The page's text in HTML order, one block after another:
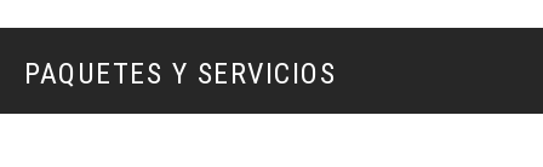
PAQUETES Y SERVICIOS